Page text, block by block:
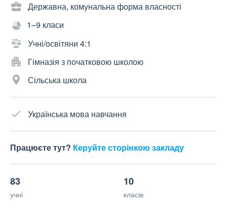
Державна, комунальна форма власності
1–9 класи
Учні/освітяни 4:1
Гімназія з початковою школою
Сільська школа
Українська мова навчання
Працюєте тут? Керуйте сторінкою закладу
83
учні
10
класів